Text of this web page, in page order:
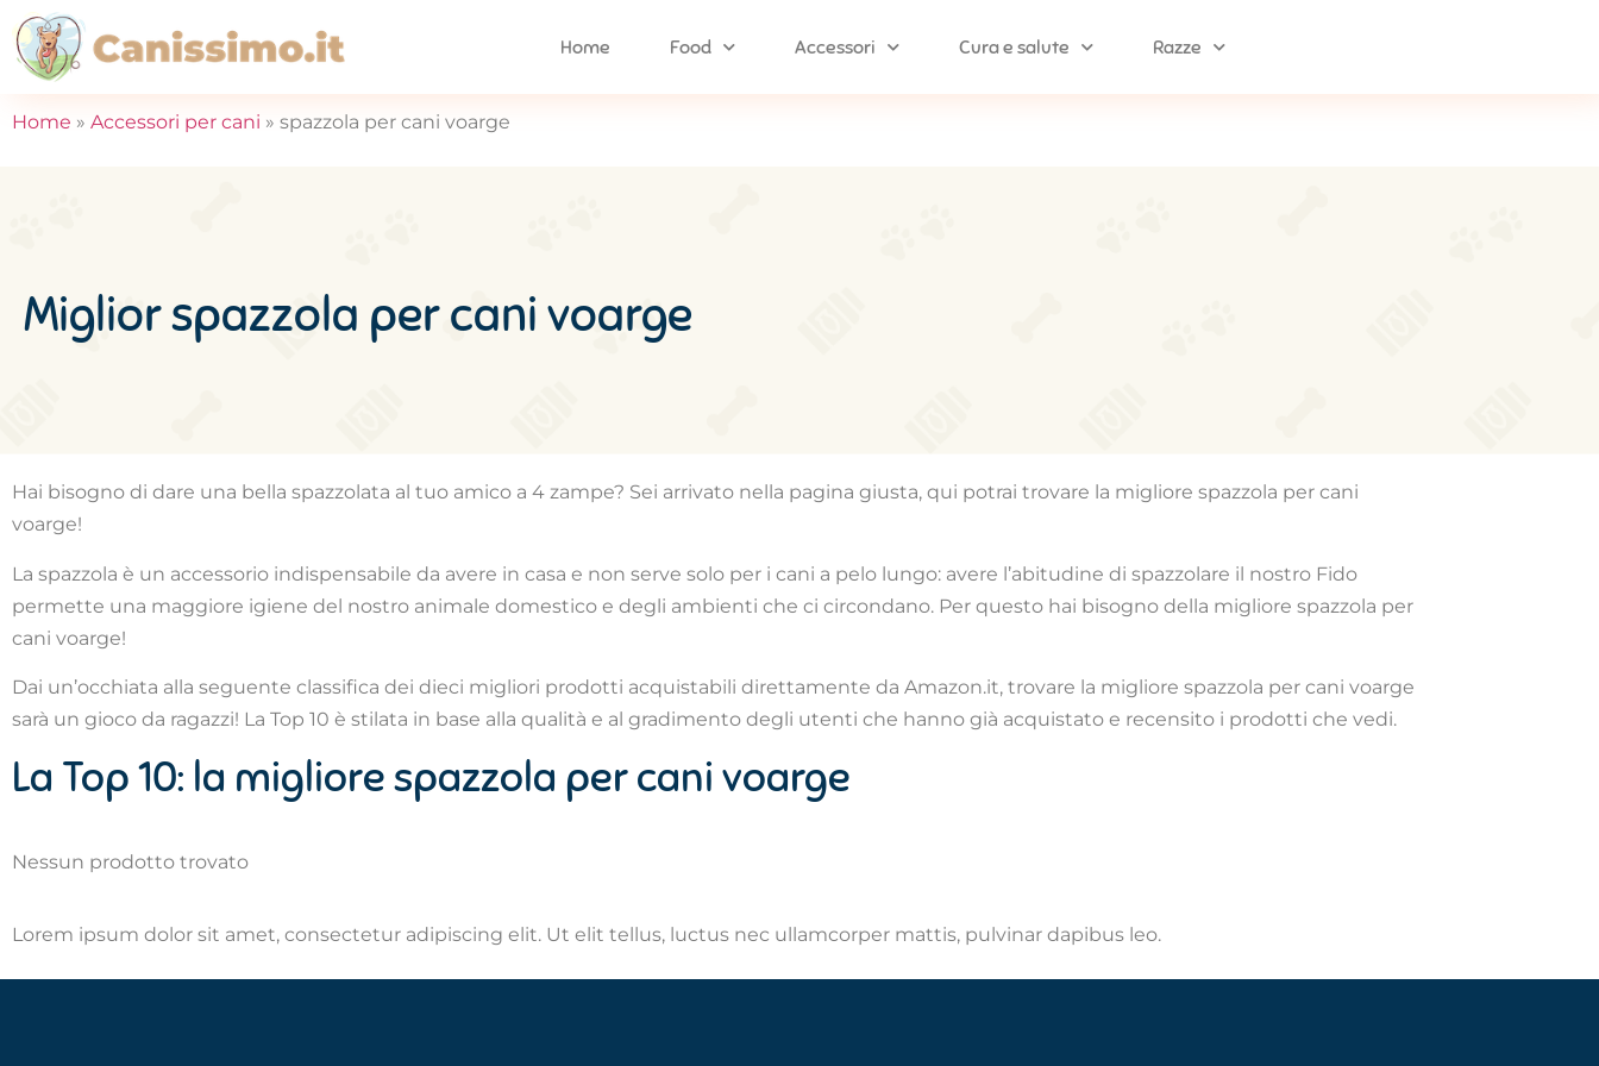
Home Food Accessori Cura e salute Razze
Home » Accessori per cani » spazzola per cani voarge
Miglior spazzola per cani voarge
Hai bisogno di dare una bella spazzolata al tuo amico a 4 zampe? Sei arrivato nella pagina giusta, qui potrai trovare la migliore spazzola per cani
voarge!
La spazzola è un accessorio indispensabile da avere in casa e non serve solo per i cani a pelo lungo: avere l’abitudine di spazzolare il nostro Fido
permette una maggiore igiene del nostro animale domestico e degli ambienti che ci circondano. Per questo hai bisogno della migliore spazzola per
cani voarge!
Dai un’occhiata alla seguente classifica dei dieci migliori prodotti acquistabili direttamente da Amazon.it, trovare la migliore spazzola per cani voarge
sarà un gioco da ragazzi! La Top 10 è stilata in base alla qualità e al gradimento degli utenti che hanno già acquistato e recensito i prodotti che vedi.
La Top 10: la migliore spazzola per cani voarge
Nessun prodotto trovato
Lorem ipsum dolor sit amet, consectetur adipiscing elit. Ut elit tellus, luctus nec ullamcorper mattis, pulvinar dapibus leo.